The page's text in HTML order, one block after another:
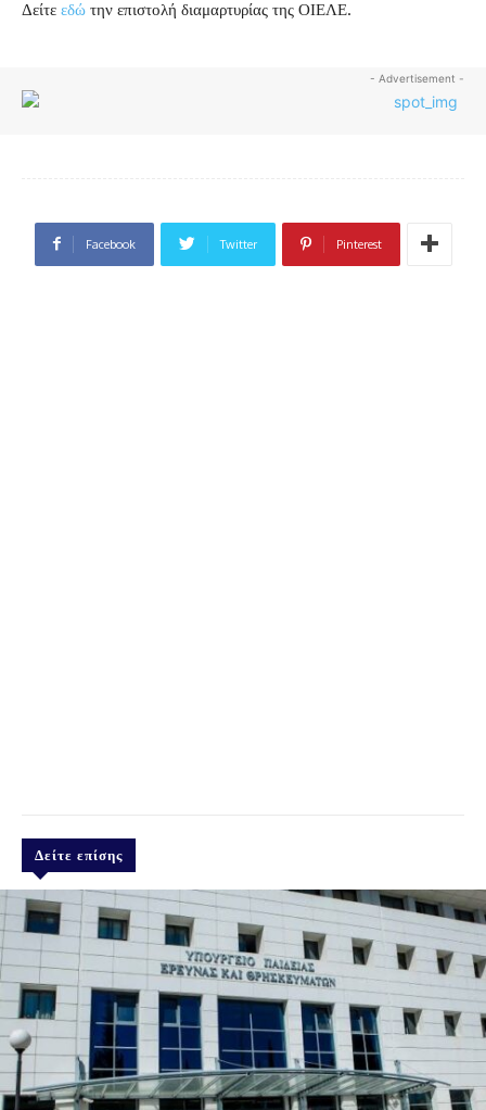
Δείτε εδώ την επιστολή διαμαρτυρίας της ΟΙΕΛΕ.
- Advertisement -
Facebook Twitter Pinterest
Δείτε επίσης